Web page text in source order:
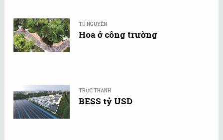
TÚ NGUYỄN
Hoa ở công trường
TRỰC THANH
BESS tỷ USD